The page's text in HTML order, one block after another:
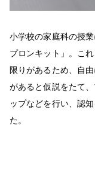
小学校の家庭科の授
プロンキット」。こ
限りがあるため、自
があると仮説をたて
ップなどを行い、認
た。